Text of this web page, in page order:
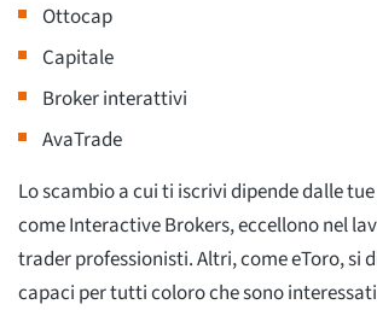
Ottocap
Capitale
Broker interattivi
AvaTrade
Lo scambio a cui ti iscrivi dipende dalle
come Interactive Brokers, eccellono nel
trader professionisti. Altri, come eToro, si
capaci per tutti coloro che sono